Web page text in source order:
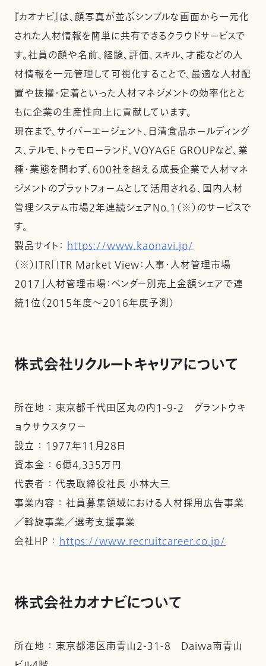
『カオナビ』は、顔写真が並ぶシンプルな画面から一元化
された人材情報を簡単に共有できるクラウドサービスで
す。社員の顔や名前、経験、評価、スキル、才能などの人
材情報を一元管理して可視化することで、最適な人材配
置や抜擢・定着といった人材マネジメントの効率化とと
もに企業の生産性向上に貢献しています。
現在まで、サイバーエージェント、日清食品ホールディング
ス、テルモ、トゥモローランド、VOYAGE GROUPなど、業
種・業態を問わず、600社を超える成長企業で人材マネ
ジメントのプラットフォームとして活用される、国内人材
管理システム市場2年連続シェアNo.1（※）のサービスで
す。
製品サイト： https://www.kaonavi.jp/
（※）ITR「ITR Market View：人事・人材管理市場
2017」人材管理市場：ベンダー別売上金額シェアで連
続1位（2015年度～2016年度予測）
株式会社リクルートキャリアについて
所在地 ： 東京都千代田区丸の内1-9-2 グラントウキ
ョウサウスタワー
設立 ： 1977年11月28日
資本金 ： 6億4,335万円
代表者 ： 代表取締役社長 小林大三
事業内容 ： 社員募集領域における人材採用広告事業
／斡旋事業／選考支援事業
会社HP ： https://www.recruitcareer.co.jp/
株式会社カオナビについて
所在地 ： 東京都港区南青山2-31-8 Daiwa南青山